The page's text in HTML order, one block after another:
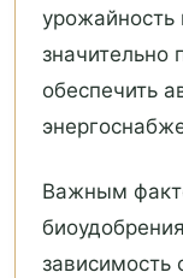
урожайность
обеспечить
Важным
зависимость